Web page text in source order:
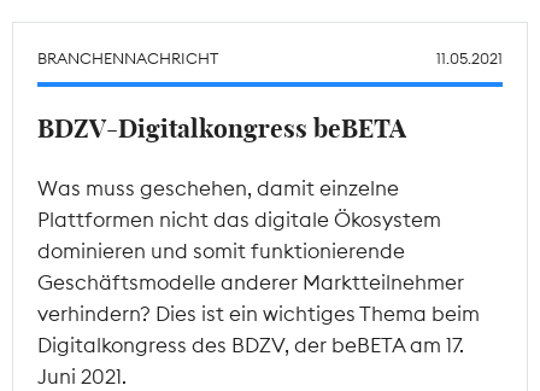
Mitgliederbereich
BRANCHENNACHRICHT 11.05.2021
BDZV-Digitalkongress beBETA
Was muss geschehen, damit einzelne
Plattformen nicht das digitale Ökosystem
dominieren und somit funktionierende
Geschäftsmodelle anderer Marktteilnehmer
verhindern? Dies ist ein wichtiges Thema beim
Digitalkongress des BDZV, der beBETA am 17.
Juni 2021.